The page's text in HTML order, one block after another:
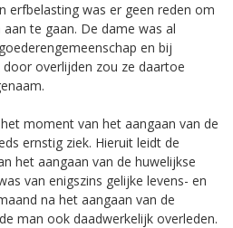
erfbelasting was er geen reden om
te gaan. De dame was al
en bij
overlijden zou ze daartoe
moment van het aangaan van de
ernstig ziek. Hieruit leidt de
het aangaan van de huwelijkse
van enigszins gelijke levens- en
na het aangaan van de
man ook daadwerkelijk overleden.